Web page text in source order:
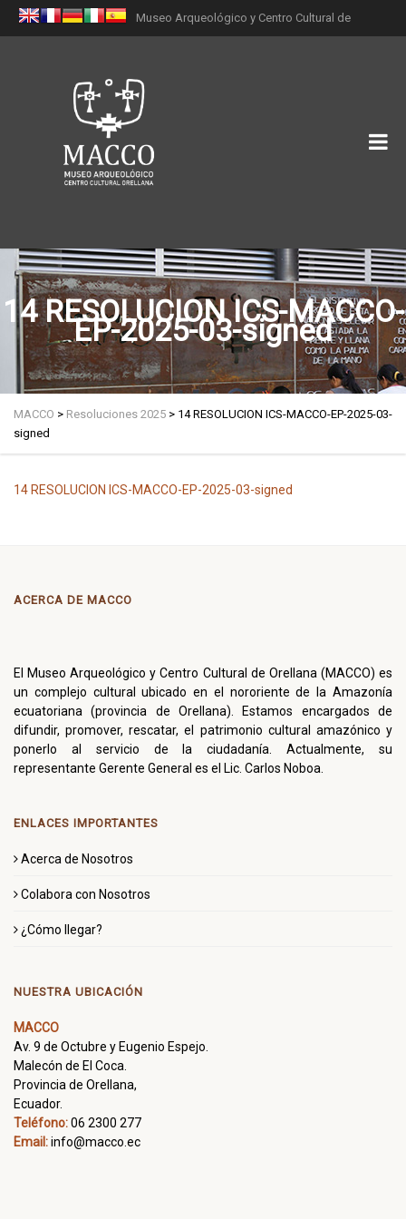
Museo Arqueológico y Centro Cultural de
14 RESOLUCION ICS-MACCO-
EP-2025-03-signed
MACCO > Resoluciones 2025 > 14 RESOLUCION ICS-MACCO-EP-2025-03-
signed
14 RESOLUCION ICS-MACCO-EP-2025-03-signed
ACERCA DE MACCO
El Museo Arqueológico y Centro Cultural de Orellana (MACCO) es
un complejo cultural ubicado en el nororiente de la Amazonía
ecuatoriana (provincia de Orellana). Estamos encargados de
difundir, promover, rescatar, el patrimonio cultural amazónico y
ponerlo al servicio de la ciudadanía. Actualmente, su
representante Gerente General es el Lic. Carlos Noboa.
ENLACES IMPORTANTES
Acerca de Nosotros
Colabora con Nosotros
¿Cómo llegar?
NUESTRA UBICACIÓN
MACCO
Av. 9 de Octubre y Eugenio Espejo.
Malecón de El Coca.
Provincia de Orellana,
Ecuador.
Teléfono:06 2300 277
Email:info@macco.ec